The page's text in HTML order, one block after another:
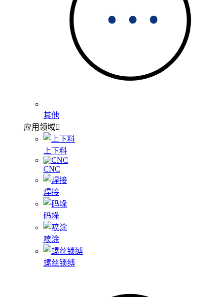
其他
应用领域
上下料
CNC
焊接
码垛
喷涂
螺丝锁缚